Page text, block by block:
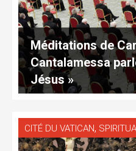
Méditations de
Cantalamessa
Jésus »
CITÉ DU VATICAN,